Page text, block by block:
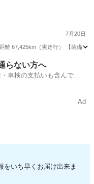
7月20日
離 67,425km（実走行） 【装備
らない方へ
車検の支払いも含んでい
Ad
をいち早くお届け出来ま